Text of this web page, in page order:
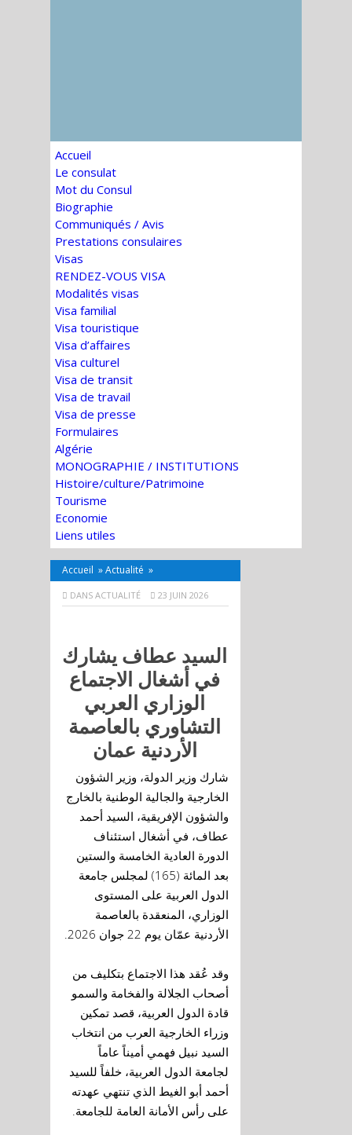
Accueil
Le consulat
Mot du Consul
Biographie
Communiqués / Avis
Prestations consulaires
Visas
RENDEZ-VOUS VISA
Modalités visas
Visa familial
Visa touristique
Visa d’affaires
Visa culturel
Visa de transit
Visa de travail
Visa de presse
Formulaires
Algérie
MONOGRAPHIE / INSTITUTIONS
Histoire/culture/Patrimoine
Tourisme
Economie
Liens utiles
Accueil »Actualité »
DANS ACTUALITÉ 23 JUIN 2026
السيد عطاف يشارك
في أشغال الاجتماع
الوزاري العربي
التشاوري بالعاصمة
الأردنية عمان
شارك وزير الدولة، وزير الشؤون
الخارجية والجالية الوطنية بالخارج
والشؤون الإفريقية، السيد أحمد
عطاف، في أشغال استئناف
الدورة العادية الخامسة والستين
بعد المائة (165) لمجلس جامعة
الدول العربية على المستوى
الوزاري، المنعقدة بالعاصمة
الأردنية عمّان يوم 22 جوان 2026
.
وقد عُقد هذا الاجتماع بتكليف من
أصحاب الجلالة والفخامة والسمو
قادة الدول العربية، قصد تمكين
وزراء الخارجية العرب من انتخاب
السيد نبيل فهمي أميناً عاماً
لجامعة الدول العربية، خلفاً للسيد
أحمد أبو الغيط الذي تنتهي عهدته
على رأس الأمانة العامة للجامعة.